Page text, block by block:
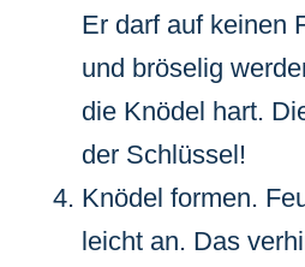
Er darf auf keinen
und bröselig
die Knödel hart.
der Schlüssel!
Knödel formen.
leicht an. Das